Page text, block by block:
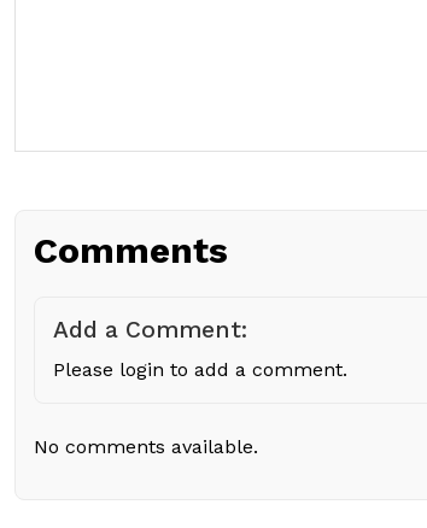
Comments
Add a Comment:
Please login to add a comment.
No comments available.